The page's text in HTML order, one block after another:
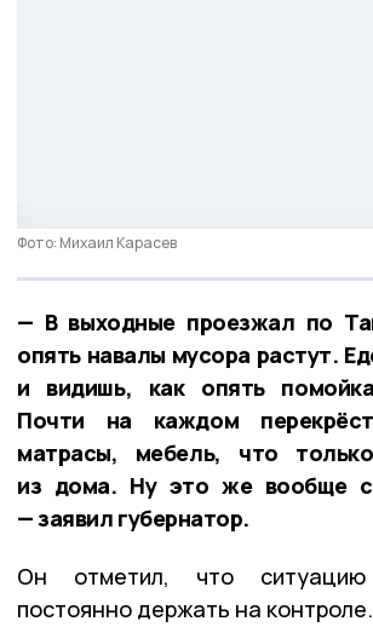
Фото: Михаил Карасев
— В выходные проезжал по
опять навалы мусора растут.
и видишь, как опять
Почти на каждом
матрасы, мебель, что
из дома. Ну это же вообще
— заявил губернатор.
Он отметил, что ситуацию
постоянно держать на контроле.